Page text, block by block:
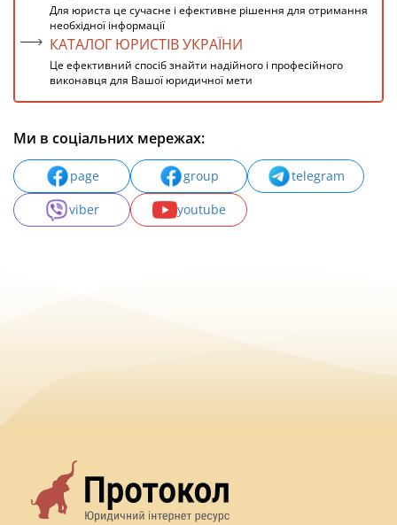
Для юриста це сучасне і ефективне рішення для отримання
необхідної інформації
КАТАЛОГ ЮРИСТІВ УКРАЇНИ
Це ефективний спосіб знайти надійного і професійного
виконавця для Вашої юридичної мети
Ми в соціальних мережах:
page group
telegram
viber
youtube